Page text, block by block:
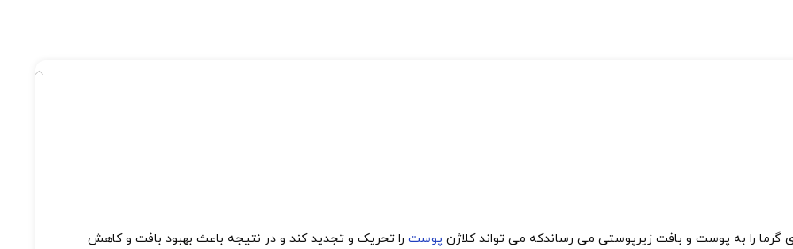
پوست را تحریک و تجدید کند و در نتیجه باعث بهبود بافت و کاهش